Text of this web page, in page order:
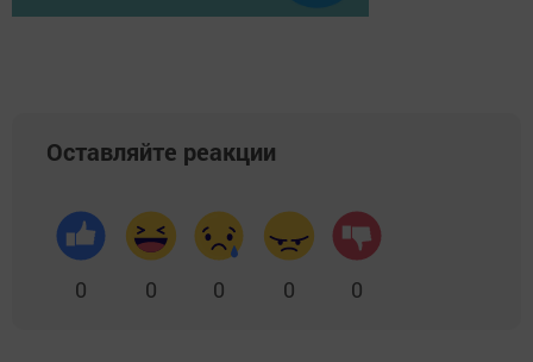
Оставляйте реакции
0 0 0 0 0